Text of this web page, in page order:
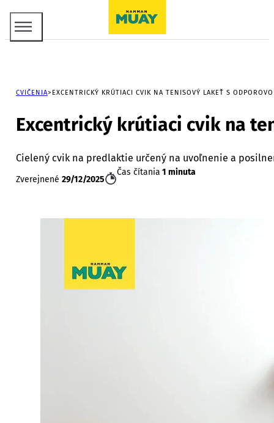
CVIČENIA EXCENTRICKÝ KRÚTIACI CVIK NA TENISOVÝ LAKEŤ S
Excentrický krútiaci cvik na
Cielený cvik na predlaktie určený na uvoľnenie a
Zverejnené 29/12/2025
Čas čítania 1 minuta